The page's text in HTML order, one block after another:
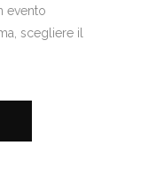
evento
scegliere il